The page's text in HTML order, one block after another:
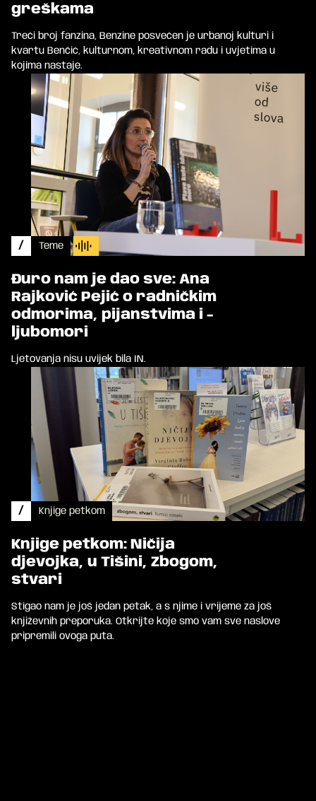
greškama
Treći broj fanzina, Benzine posvećen je urbanoj kulturi i
kvartu Benčić, kulturnom, kreativnom radu i uvjetima u
kojima nastaje.
/ Teme
Đuro nam je dao sve: Ana
Rajković Pejić o radničkim
odmorima, pijanstvima i -
ljubomori
Ljetovanja nisu uvijek bila IN.
/ Knjige petkom
Knjige petkom: Ničija
djevojka, u Tišini, Zbogom,
stvari
Stigao nam je još jedan petak, a s njime i vrijeme za još
književnih preporuka. Otkrijte koje smo vam sve naslove
pripremili ovoga puta.